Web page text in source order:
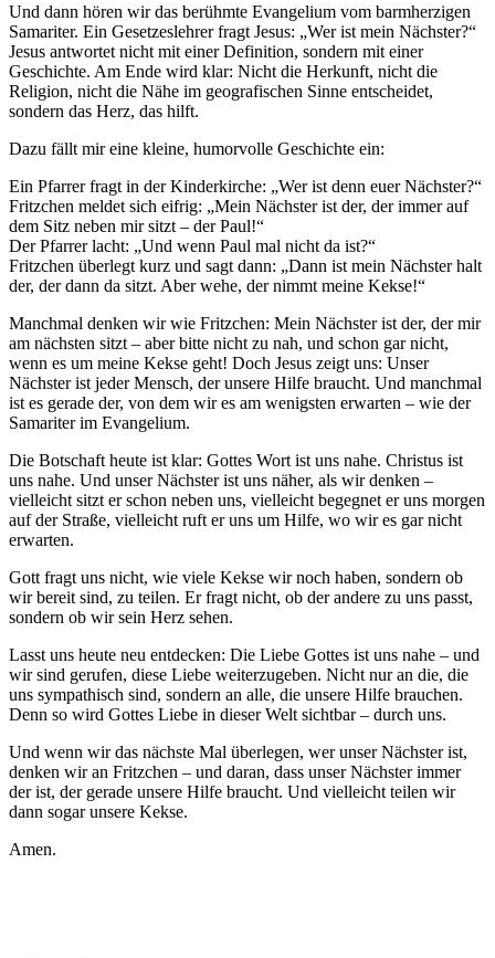
Und dann hören wir das berühmte Evangelium vom barmherzigen
Samariter. Ein Gesetzeslehrer fragt Jesus: „Wer ist mein Nächster?“
Jesus antwortet nicht mit einer Definition, sondern mit einer
Geschichte. Am Ende wird klar: Nicht die Herkunft, nicht die
Religion, nicht die Nähe im geografischen Sinne entscheidet,
sondern das Herz, das hilft.
Dazu fällt mir eine kleine, humorvolle Geschichte ein:
Ein Pfarrer fragt in der Kinderkirche: „Wer ist denn euer Nächster?“
Fritzchen meldet sich eifrig: „Mein Nächster ist der, der immer auf
dem Sitz neben mir sitzt – der Paul!“
Der Pfarrer lacht: „Und wenn Paul mal nicht da ist?“
Fritzchen überlegt kurz und sagt dann: „Dann ist mein Nächster halt
der, der dann da sitzt. Aber wehe, der nimmt meine Kekse!“
Manchmal denken wir wie Fritzchen: Mein Nächster ist der, der mir
am nächsten sitzt – aber bitte nicht zu nah, und schon gar nicht,
wenn es um meine Kekse geht! Doch Jesus zeigt uns: Unser
Nächster ist jeder Mensch, der unsere Hilfe braucht. Und manchmal
ist es gerade der, von dem wir es am wenigsten erwarten – wie der
Samariter im Evangelium.
Die Botschaft heute ist klar: Gottes Wort ist uns nahe. Christus ist
uns nahe. Und unser Nächster ist uns näher, als wir denken –
vielleicht sitzt er schon neben uns, vielleicht begegnet er uns morgen
auf der Straße, vielleicht ruft er uns um Hilfe, wo wir es gar nicht
erwarten.
Gott fragt uns nicht, wie viele Kekse wir noch haben, sondern ob
wir bereit sind, zu teilen. Er fragt nicht, ob der andere zu uns passt,
sondern ob wir sein Herz sehen.
Lasst uns heute neu entdecken: Die Liebe Gottes ist uns nahe – und
wir sind gerufen, diese Liebe weiterzugeben. Nicht nur an die, die
uns sympathisch sind, sondern an alle, die unsere Hilfe brauchen.
Denn so wird Gottes Liebe in dieser Welt sichtbar – durch uns.
Und wenn wir das nächste Mal überlegen, wer unser Nächster ist,
denken wir an Fritzchen – und daran, dass unser Nächster immer
der ist, der gerade unsere Hilfe braucht. Und vielleicht teilen wir
dann sogar unsere Kekse.
Amen.